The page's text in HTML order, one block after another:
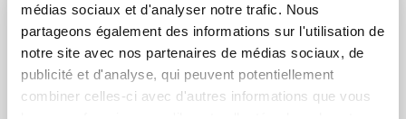
médias sociaux et d'analyser notre trafic. Nous
partageons également des informations sur l'utilisation de
notre site avec nos partenaires de médias sociaux, de
publicité et d'analyse, qui peuvent potentiellement
combiner celles-ci avec d'autres informations que vous